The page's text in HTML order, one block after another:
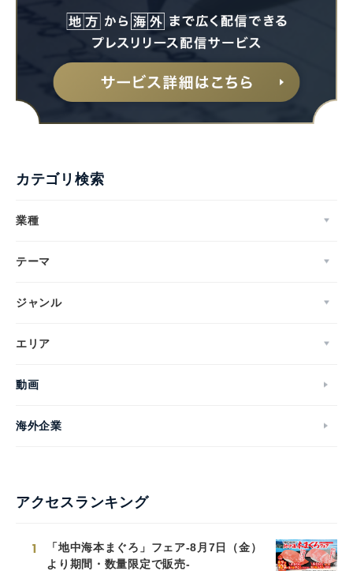
カテゴリ検索
業種
テーマ
ジャンル
エリア
動画
海外企業
アクセスランキング
1
「地中海本まぐろ」フェア-8月7日（金）
より期間・数量限定で販売-